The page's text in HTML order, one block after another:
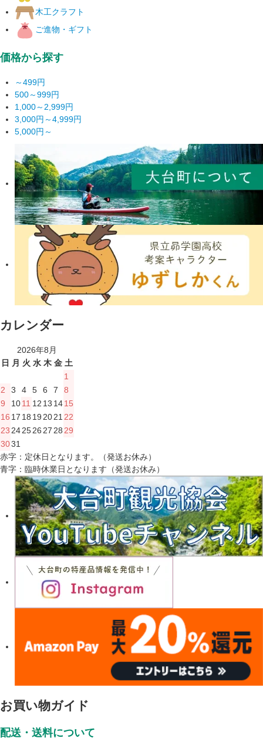
木工クラフト
ご進物・ギフト
価格から探す
～499円
500～999円
1,000～2,999円
3,000円～4,999円
5,000円～
カレンダー
2026年8月
日 月 火 水 木 金 土
1
2
3 4 5 6 7
8
9
1011 12 13 1415
16 17 18 19202122
23242526272829
3031
赤字：定休日となります。（発送お休み）
青字：臨時休業日となります（発送お休み）
お買い物ガイド
配送・送料について